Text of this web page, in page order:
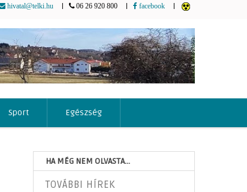
hivatal@telki.hu 06 26 920 800 facebook
Sport Egészség
HA MÉG NEM OLVASTA...
TOVÁBBI HÍREK